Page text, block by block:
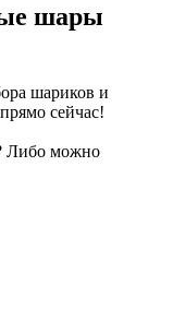
шары
шариков и
сейчас!
Либо можно